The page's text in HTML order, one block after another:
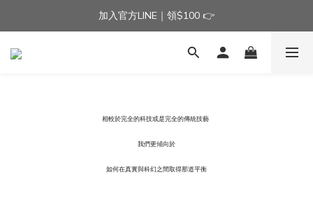
加入官方LINE｜領$100 👉
加入官方LINE｜領$100 👉
滿$3000免運費 | 滿$5000贈AISLE方塊酥髮夾乙個
相較於完全的科技或是完全的傳統技藝
我們更傾向於
如何在真實與科幻之間取得那道平衡